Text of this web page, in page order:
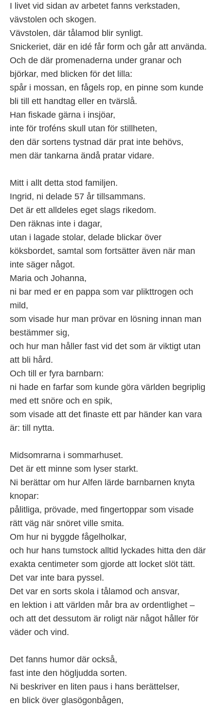
I livet vid sidan av arbetet fanns verkstaden,
vävstolen och skogen.
Vävstolen, där tålamod blir synligt.
Snickeriet, där en idé får form och går att använda.
Och de där promenaderna under granar och
björkar, med blicken för det lilla:
spår i mossan, en fågels rop, en pinne som kunde
bli till ett handtag eller en tvärslå.
Han fiskade gärna i insjöar,
inte för troféns skull utan för stillheten,
den där sortens tystnad där prat inte behövs,
men där tankarna ändå pratar vidare.
Mitt i allt detta stod familjen.
Ingrid, ni delade 57 år tillsammans.
Det är ett alldeles eget slags rikedom.
Den räknas inte i dagar,
utan i lagade stolar, delade blickar över
köksbordet, samtal som fortsätter även när man
inte säger något.
Maria och Johanna,
ni bar med er en pappa som var plikttrogen och
mild,
som visade hur man prövar en lösning innan man
bestämmer sig,
och hur man håller fast vid det som är viktigt utan
att bli hård.
Och till er fyra barnbarn:
ni hade en farfar som kunde göra världen begriplig
med ett snöre och en spik,
som visade att det finaste ett par händer kan vara
är: till nytta.
Midsomrarna i sommarhuset.
Det är ett minne som lyser starkt.
Ni berättar om hur Alfen lärde barnbarnen knyta
knopar:
pålitliga, prövade, med fingertoppar som visade
rätt väg när snöret ville smita.
Om hur ni byggde fågelholkar,
och hur hans tumstock alltid lyckades hitta den där
exakta centimeter som gjorde att locket slöt tätt.
Det var inte bara pyssel.
Det var en sorts skola i tålamod och ansvar,
en lektion i att världen mår bra av ordentlighet –
och att det dessutom är roligt när något håller för
väder och vind.
Det fanns humor där också,
fast inte den högljudda sorten.
Ni beskriver en liten paus i hans berättelser,
en blick över glasögonbågen,